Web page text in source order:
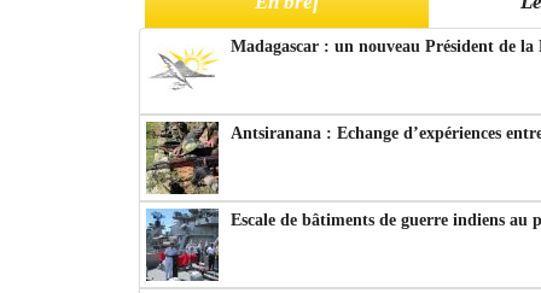
Madagascar : un nouveau Président de
Antsiranana : Echange d’expériences
Escale de bâtiments de guerre indiens au